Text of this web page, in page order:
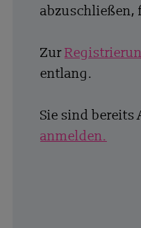
abzuschließen,
Zur
entlang.
Sie sind bereits
anmelden.